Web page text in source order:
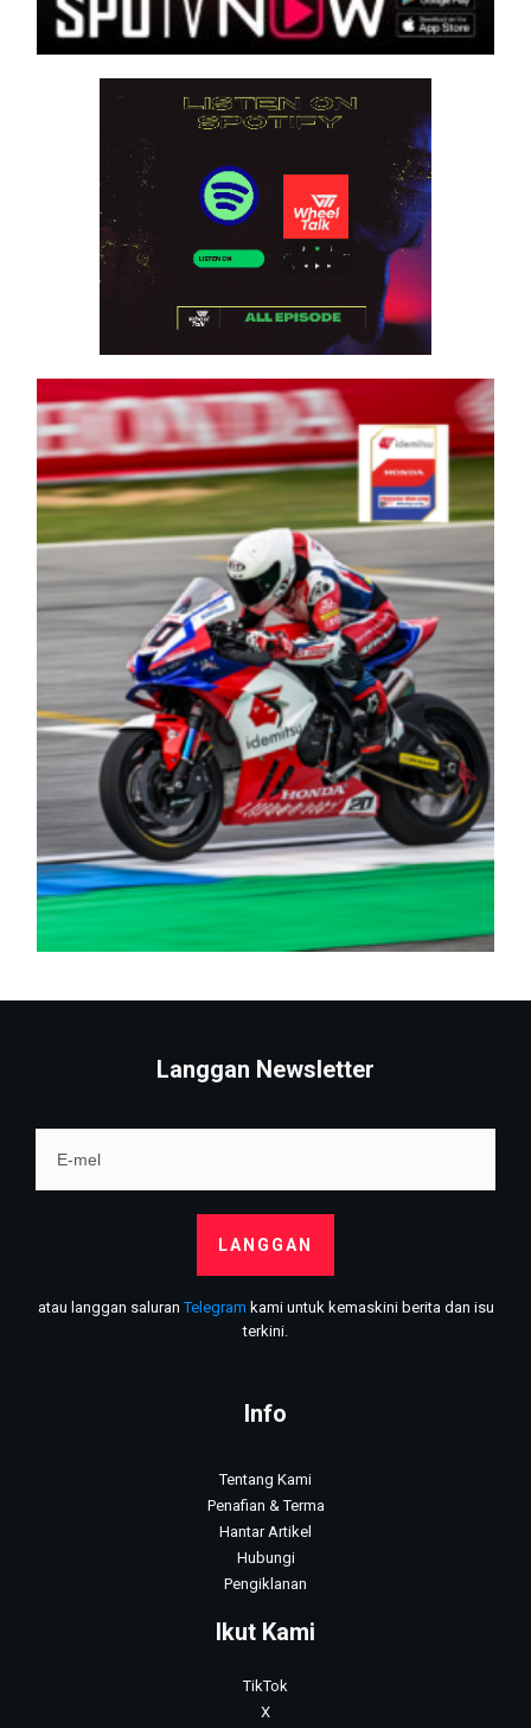
Langgan Newsletter
LANGGAN
atau langgan saluranTelegram kami untuk kemaskini berita dan isu
terkini.
Info
Tentang Kami
Penafian & Terma
Hantar Artikel
Hubungi
Pengiklanan
Ikut Kami
TikTok
X